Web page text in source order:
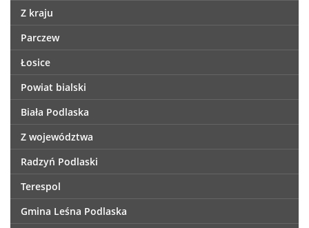
Z kraju
Parczew
Łosice
Powiat bialski
Biała Podlaska
Z województwa
Radzyń Podlaski
Terespol
Gmina Leśna Podlaska